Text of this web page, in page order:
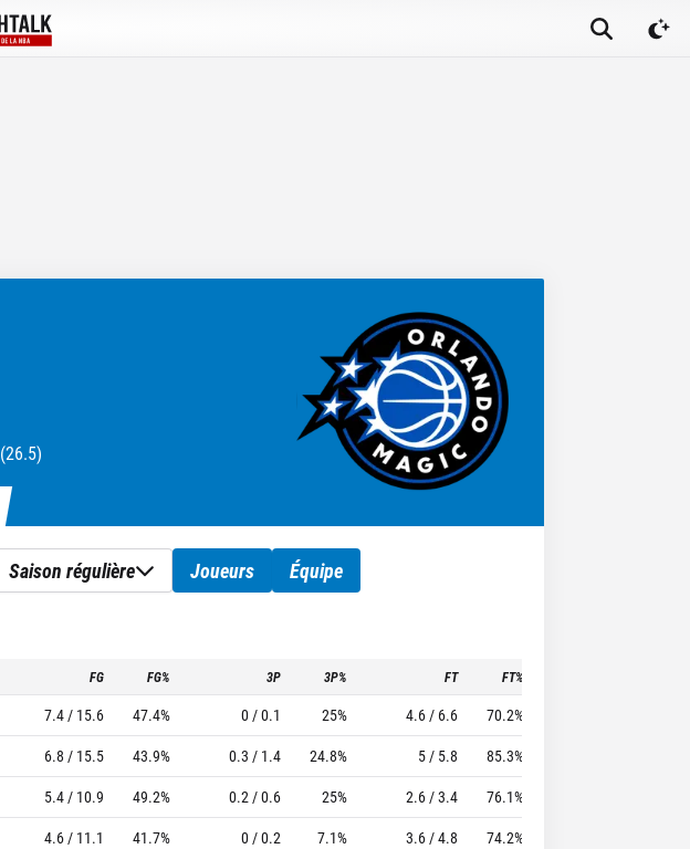
(26.5)
Saison régulière Joueurs Équipe
FG FG% 3P 3P% FT FT%
7.4 / 15.6 47.4% 0 / 0.1 25% 4.6 / 6.6 70.2%
6.8 / 15.5 43.9% 0.3 / 1.4 24.8% 5 / 5.8 85.3%
5.4 / 10.9 49.2% 0.2 / 0.6 25% 2.6 / 3.4 76.1%
4.6 / 11.1 41.7% 0 / 0.2 7.1% 3.6 / 4.8 74.2%